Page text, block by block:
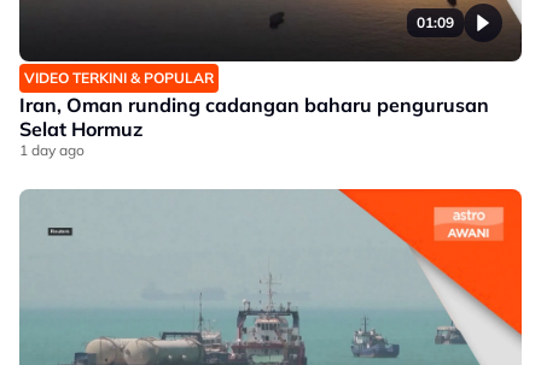
01:09
VIDEO TERKINI & POPULAR
Iran, Oman runding cadangan baharu pengurusan
Selat Hormuz
1 day ago